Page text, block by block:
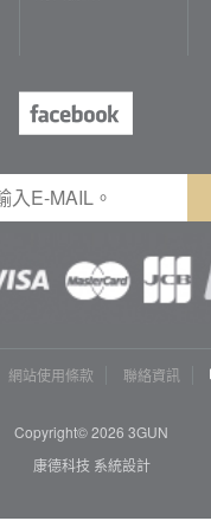
網站使用條款 聯絡資訊
Copyright© 2026 3GUN
康德科技 系統設計